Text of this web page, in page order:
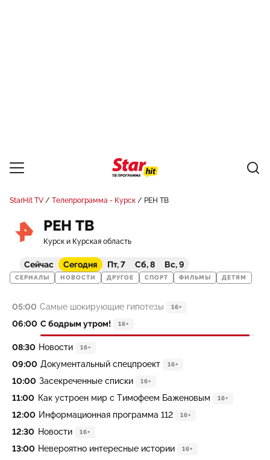
StarHit TV Телепрограмма - Курск РЕН ТВ
РЕН ТВ
Курск и Курская область
Сейчас Сегодня Пт, 7 Сб, 8 Вс, 9
СЕРИАЛЫ НОВОСТИ ДРУГОЕ СПОРТ ФИЛЬМЫ ДЕТЯМ
05:00 Самые шокирующие гипотезы 16+
06:00 С бодрым утром! 16+
08:30 Новости 16+
09:00 Документальный спецпроект 16+
10:00 Засекреченные списки 16+
11:00 Как устроен мир с Тимофеем Баженовым 16+
12:00 Информационная программа 112 16+
12:30 Новости 16+
13:00 Невероятно интересные истории 16+